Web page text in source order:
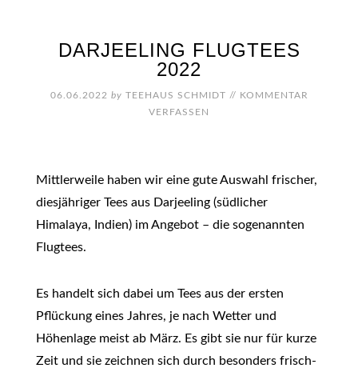
DARJEELING FLUGTEES
2022
06.06.2022 by TEEHAUS SCHMIDT // KOMMENTAR
VERFASSEN
Mittlerweile haben wir eine gute Auswahl frischer,
diesjähriger Tees aus Darjeeling (südlicher
Himalaya, Indien) im Angebot – die sogenannten
Flugtees.
Es handelt sich dabei um Tees aus der ersten
Pflückung eines Jahres, je nach Wetter und
Höhenlage meist ab März. Es gibt sie nur für kurze
Zeit und sie zeichnen sich durch besonders frisch-